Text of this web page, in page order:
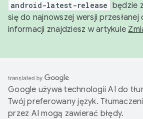
android-latest-release będzie
się do najnowszej wersji przesłanej
informacji znajdziesz w artykule
Google używa technologii AI do
Twój preferowany język.
przez AI mogą zawierać błędy.